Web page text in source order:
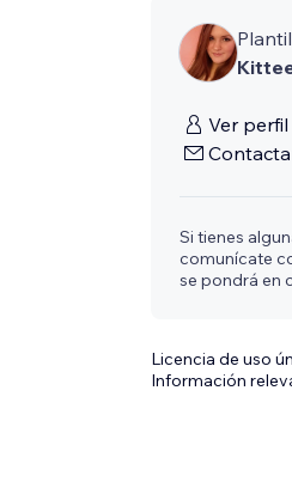
Ver perfil
Si tienes
comunícate
se pondrá en
Licencia de uso
Información